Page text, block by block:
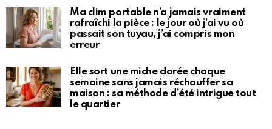
Ma clim portable n’a jamais vraiment
rafraîchi la pièce : le jour où j’ai vu où
passait son tuyau, j’ai compris mon
erreur
Elle sort une miche dorée chaque
semaine sans jamais réchauffer sa
maison : sa méthode d’été intrigue tout
le quartier